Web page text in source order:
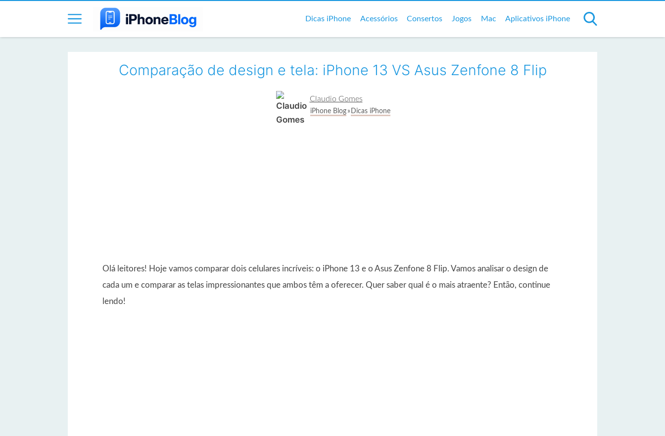
Dicas iPhone Acessórios Consertos Jogos Mac Aplicativos iPhone
Comparação de design e tela: iPhone 13 VS Asus Zenfone 8 Flip
Claudio Gomes
iPhone Blog Dicas iPhone
Olá leitores! Hoje vamos comparar dois celulares incríveis: o iPhone 13 e o Asus Zenfone 8 Flip. Vamos analisar o design de
cada um e comparar as telas impressionantes que ambos têm a oferecer. Quer saber qual é o mais atraente? Então, continue
lendo!